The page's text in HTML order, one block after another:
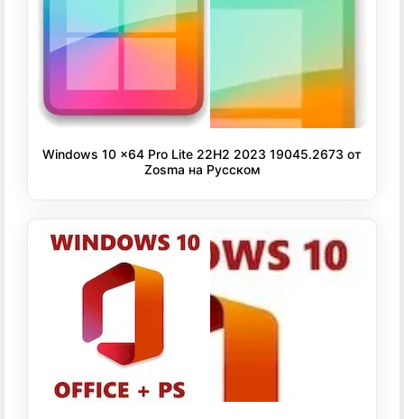
Windows 10 x64 Pro Lite 22H2 2023 19045.2673 от
Zosma на Русском